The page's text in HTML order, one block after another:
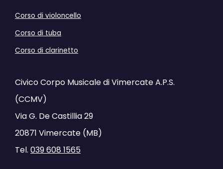
Corso di violoncello
Corso di tuba
Corso di clarinetto
Civico Corpo Musicale di Vimercate A.P.S.
(CCMV)
Via G. De Castillia 29
20871 Vimercate (MB)
Tel. 039 608 1565